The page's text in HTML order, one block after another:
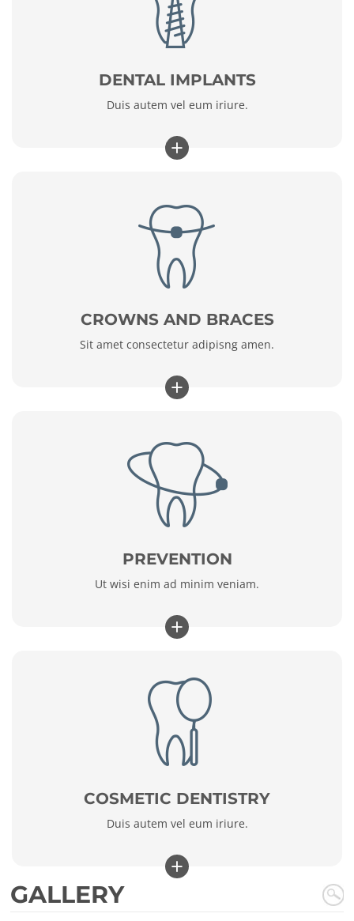
DENTAL IMPLANTS
Duis autem vel eum iriure.
+
CROWNS AND BRACES
Sit amet consectetur adipisng amen.
+
PREVENTION
Ut wisi enim ad minim veniam.
+
COSMETIC DENTISTRY
Duis autem vel eum iriure.
+
GALLERY